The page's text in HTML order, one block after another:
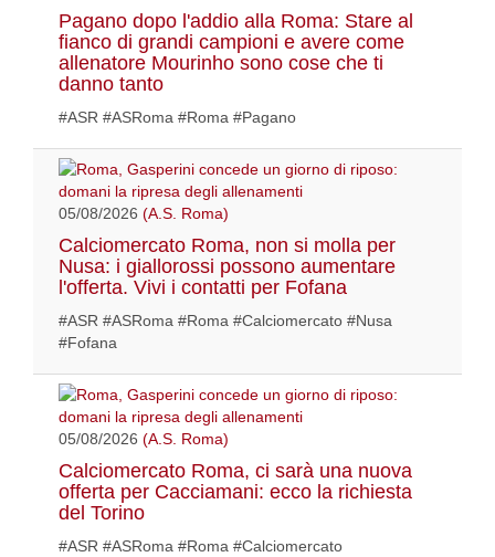
Pagano dopo l'addio alla Roma: Stare al
fianco di grandi campioni e avere come
allenatore Mourinho sono cose che ti
danno tanto
#ASR #ASRoma #Roma #Pagano
05/08/2026 (A.S. Roma)
Calciomercato Roma, non si molla per
Nusa: i giallorossi possono aumentare
l'offerta. Vivi i contatti per Fofana
#ASR #ASRoma #Roma #Calciomercato #Nusa
#Fofana
05/08/2026 (A.S. Roma)
Calciomercato Roma, ci sarà una nuova
offerta per Cacciamani: ecco la richiesta
del Torino
#ASR #ASRoma #Roma #Calciomercato